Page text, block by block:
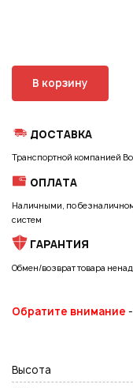
В корзину
ДОСТАВКА
Транспортной компанией
ОПЛАТА
Наличными, по
систем
ГАРАНТИЯ
Обмен/возврат товара
Обратите внимание
Высота